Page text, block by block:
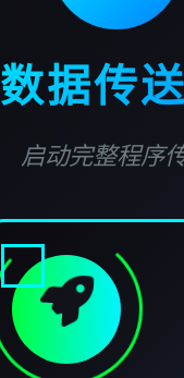
数据传
启动完整程序